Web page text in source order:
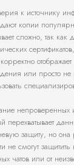
к источнику
копии
сложно, так
или просто
непроверенных
перехватывает
защиту, но она
не смогут
чатов или от